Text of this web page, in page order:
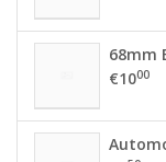
68mm
€1000